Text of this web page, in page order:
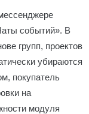
событий». В
групп, проектов
убираются
покупатель
на
модуля